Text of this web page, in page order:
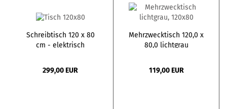
Schreibtisch 120 x 80
cm - elektrisch
299,00 EUR
Mehrzwecktisch 120,0 x
80,0 lichtgrau
119,00 EUR